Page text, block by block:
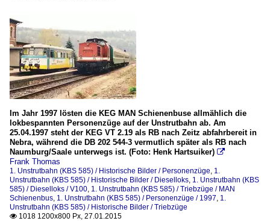
Im Jahr 1997 lösten die KEG MAN Schienenbuse allmählich die
lokbespannten Personenzüge auf der Unstrutbahn ab. Am
25.04.1997 steht der KEG VT 2.19 als RB nach Zeitz abfahrbereit in
Nebra, während die DB 202 544-3 vermutlich später als RB nach
Naumburg/Saale unterwegs ist. (Foto: Henk Hartsuiker) 
Frank Thomas
1. Unstrutbahn (KBS 585) / Historische Bilder / Personenzüge 1.
Unstrutbahn (KBS 585) / Historische Bilder / Dieselloks 1. Unstrutbahn (KBS
585) / Dieselloks / V100 1. Unstrutbahn (KBS 585) / Triebzüge / MAN
Schienenbus 1. Unstrutbahn (KBS 585) / Personenzüge / 1997 1.
Unstrutbahn (KBS 585) / Historische Bilder / Triebzüge
 1018 1200x800 Px, 27.01.2015